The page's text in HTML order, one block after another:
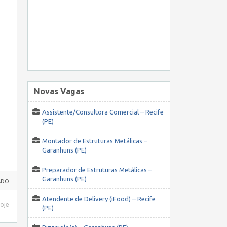
Novas Vagas
Assistente/Consultora Comercial – Recife
(PE)
Montador de Estruturas Metálicas –
Garanhuns (PE)
Preparador de Estruturas Metálicas –
Garanhuns (PE)
Atendente de Delivery (iFood) – Recife
(PE)